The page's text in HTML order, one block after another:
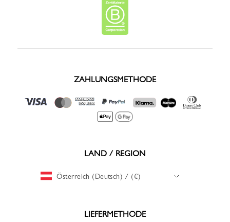
ZAHLUNGSMETHODE
LAND / REGION
Österreich (Deutsch) / (€)
LIEFERMETHODE